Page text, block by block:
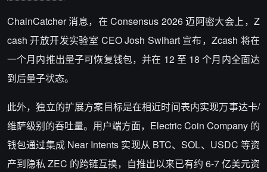
ChainCatcher 消息，在 Consensus 2026 迈阿密大会上，Z
cash 开放开发实验室 CEO Josh Swihart 宣布，Zcash 将在
一个月内推出量子可恢复钱包，并在 12 至 18 个月内全面达
到后量子状态。
此外，独立的扩展方案目标是在相近时间表内实现万事达卡/
维萨级别的吞吐量。用户端方面，Electric Coin Company 的
钱包通过集成 Near Intents 实现从 BTC、SOL、USDC 等资
产到隐私 ZEC 的跨链互换，自推出以来已有约 6-7 亿美元资